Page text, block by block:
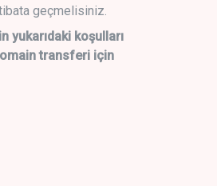
geçmelisiniz.
yukarıdaki koşulları
transferi için